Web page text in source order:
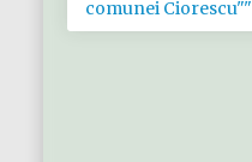
comunei Ciorescu""